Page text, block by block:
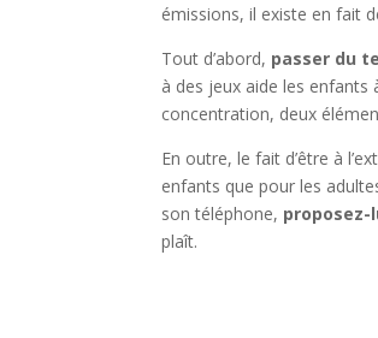
émissions, il existe en fait
Tout d’abord, passer du
à des jeux aide les enfants
concentration, deux
En outre, le fait d’être à
enfants que pour les
son téléphone, proposez-
plaît.